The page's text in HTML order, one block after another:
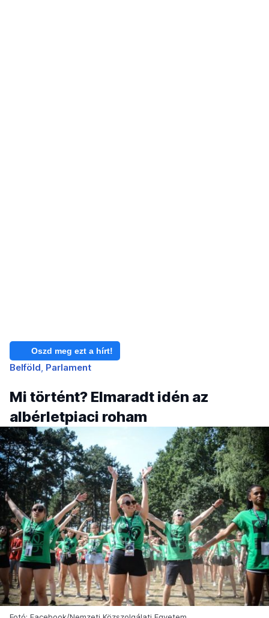
Oszd meg ezt a hírt!
Belföld Parlament
Mi történt? Elmaradt idén az
albérletpiaci roham